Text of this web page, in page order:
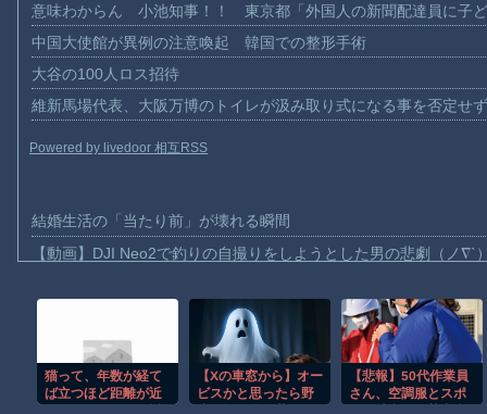
意味わからん 小池知事！！ 東京都「外国人の新聞配達員に子
中国大使館が異例の注意喚起 韓国での整形手術
大谷の100人ロス招待
維新馬場代表、大阪万博のトイレが汲み取り式になる事を否定せ
Powered by livedoor 相互RSS
結婚生活の「当たり前」が壊れる瞬間
【動画】DJI Neo2で釣りの自撮りをしようとした男の悲劇（ノ∇`
お前らがメイドイン韓国で認めてるもの 「キムチ」あと3つは？
AmazonのアツさMax！心も踊る「マンガ毎週末セール（50%還
【動画】これはお見事。中国重慶市で珍しい事故が撮影される。
猫って、年数が経て
ば立つほど距離が近
【Xの車窓から】オー
ビスかと思ったら野
【悲報】50代作業員
さん、空調服とスポ